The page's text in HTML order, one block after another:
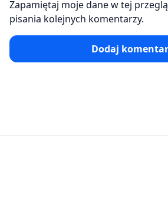
Zapamiętaj moje dane w tej
pisania kolejnych komentarzy.
Dodaj